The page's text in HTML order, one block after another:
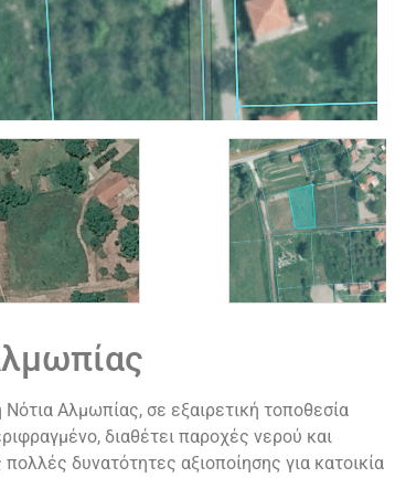
Αλμωπίας, σε εξαιρετική τοποθεσία
διαθέτει παροχές νερού και
δυνατότητες αξιοποίησης για κατοικία